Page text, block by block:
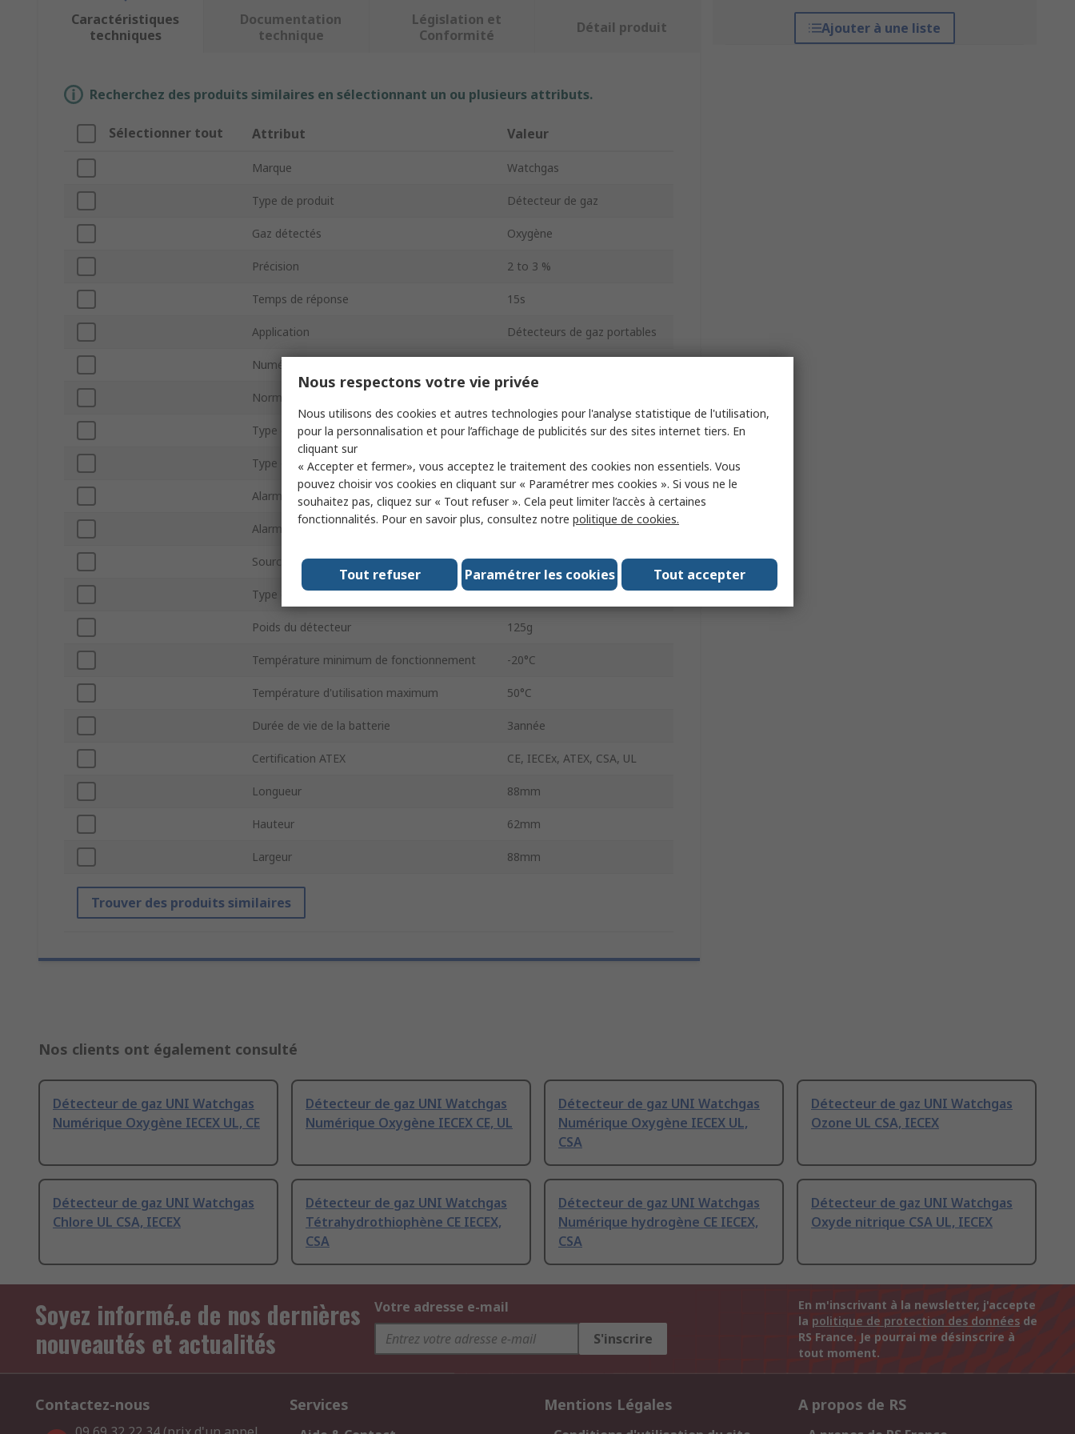
Ajouter à une liste
Caractéristiques
techniques
Documentation
technique
Législation et
Conformité
Détail produit
Recherchez des produits similaires en sélectionnant un ou plusieurs attributs.
Sélectionner tout Attribut Valeur
Marque Watchgas
Type de produit Détecteur de gaz
Gaz détectés Oxygène
Précision 2 to 3 %
Temps de réponse 15s
Application Détecteurs de gaz portables
Numéro de modèle
Normes/homologations
Type de compteur Numérique
Type d'affichage Rétroéclairage LCD
Alarme sonore Oui
Alarme visuelle
Source d'alimentation Batterie lithium-ion 3,6 V
Type de batterie Lithium
Poids du détecteur 125g
Température minimum de fonctionnement -20°C
Température d'utilisation maximum 50°C
Durée de vie de la batterie 3année
Certification ATEX CE, IECEx, ATEX, CSA, UL
Longueur 88mm
Hauteur 62mm
Largeur 88mm
Trouver des produits similaires
Nos clients ont également consulté
Détecteur de gaz UNI Watchgas
Numérique Oxygène IECEX UL, CE
Détecteur de gaz UNI Watchgas
Numérique Oxygène IECEX CE, UL
Détecteur de gaz UNI Watchgas
Numérique Oxygène IECEX UL,
CSA
Détecteur de gaz UNI Watchgas
Ozone UL CSA, IECEX
Détecteur de gaz UNI Watchgas
Chlore UL CSA, IECEX
Détecteur de gaz UNI Watchgas
Tétrahydrothiophène CE IECEX,
CSA
Détecteur de gaz UNI Watchgas
Numérique hydrogène CE IECEX,
CSA
Détecteur de gaz UNI Watchgas
Oxyde nitrique CSA UL, IECEX
Soyez informé.e de nos dernières
nouveautés et actualités
Votre adresse e-mail
S'inscrire
En m'inscrivant à la newsletter, j'accepte
la politique de protection des données de
RS France. Je pourrai me désinscrire à
tout moment.
Contactez-nous Services Mentions Légales A propos de RS
Nous respectons votre vie privée
Nous utilisons des cookies et autres technologies pour l'analyse statistique de l'utilisation,
pour la personnalisation et pour l’affichage de publicités sur des sites internet tiers. En
cliquant sur
« Accepter et fermer», vous acceptez le traitement des cookies non essentiels. Vous
pouvez choisir vos cookies en cliquant sur « Paramétrer mes cookies ». Si vous ne le
souhaitez pas, cliquez sur « Tout refuser ». Cela peut limiter l’accès à certaines
fonctionnalités. Pour en savoir plus, consultez notre politique de cookies.
Tout accepter
Paramétrer les cookies
Tout refuser